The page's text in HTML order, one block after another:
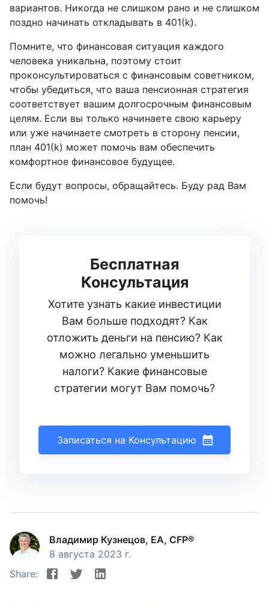
вариантов. Никогда не слишком рано и не слишком
поздно начинать откладывать в 401(k).
Помните, что финансовая ситуация каждого
человека уникальна, поэтому стоит
проконсультироваться с финансовым советником,
чтобы убедиться, что ваша пенсионная стратегия
соответствует вашим долгосрочным финансовым
целям. Если вы только начинаете свою карьеру
или уже начинаете смотреть в сторону пенсии,
план 401(k) может помочь вам обеспечить
комфортное финансовое будущее.
Если будут вопросы, обращайтесь. Буду рад Вам
помочь!
Бесплатная
Консультация
Хотите узнать какие инвестиции
Вам больше подходят? Как
отложить деньги на пенсию? Как
можно легально уменьшить
налоги? Какие финансовые
стратегии могут Вам помочь?
Записаться на Консультацию
Владимир Кузнецов, EA, CFP®
8 августа 2023 г.
Share: